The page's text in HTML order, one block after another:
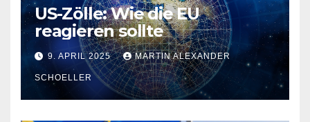
US-Zölle: Wie die EU
reagieren sollte
9. APRIL 2025 MARTIN ALEXANDER
SCHOELLER